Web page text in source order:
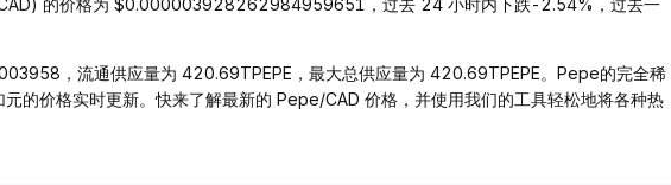
的价格为 $0.000003928262984959651，过去 24 小时内下跌-2.54%，过去一
，流通供应量为 420.69TPEPE，最大总供应量为 420.69TPEPE。Pepe的完全稀
的价格实时更新。快来了解最新的 Pepe/CAD 价格，并使用我们的工具轻松地将各种热